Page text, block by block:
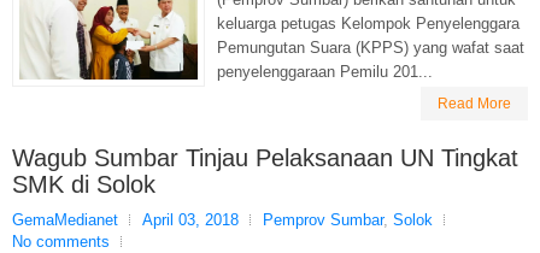
keluarga petugas Kelompok Penyelenggara
Pemungutan Suara (KPPS) yang wafat saat
penyelenggaraan Pemilu 201...
Read More
Wagub Sumbar Tinjau Pelaksanaan UN Tingkat
SMK di Solok
GemaMedianet April 03, 2018 Pemprov Sumbar, Solok
No comments